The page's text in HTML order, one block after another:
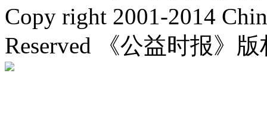
Copy right 2001-2014
Reserved 《公益时报》